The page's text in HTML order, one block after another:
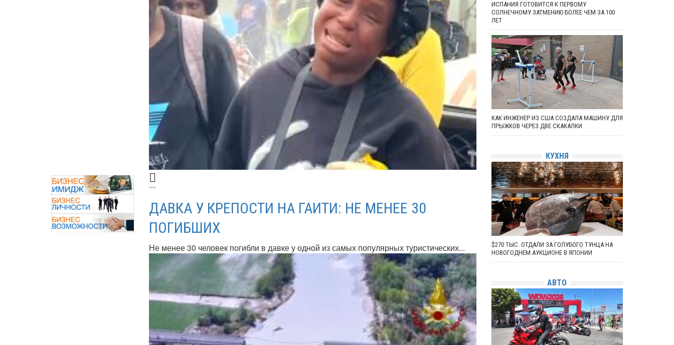
ДАВКА У КРЕПОСТИ НА ГАИТИ: НЕ МЕНЕЕ 30
ПОГИБШИХ
Не менее 30 человек погибли в давке у одной из самых популярных туристических...
ИСПАНИЯ ГОТОВИТСЯ К ПЕРВОМУ
СОЛНЕЧНОМУ ЗАТМЕНИЮ БОЛЕЕ ЧЕМ ЗА 100
ЛЕТ
КАК ИНЖЕНЕР ИЗ США СОЗДАЛА МАШИНУ ДЛЯ
ПРЫЖКОВ ЧЕРЕЗ ДВЕ СКАКАЛКИ
КУХНЯ
$270 ТЫС. ОТДАЛИ ЗА ГОЛУБОГО ТУНЦА НА
НОВОГОДНЕМ АУКЦИОНЕ В ЯПОНИИ
АВТО